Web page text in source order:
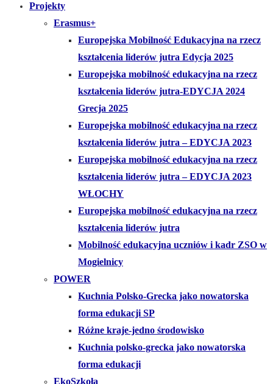
Projekty
Erasmus+
Europejska Mobilność Edukacyjna na rzecz
kształcenia liderów jutra Edycja 2025
Europejska mobilność edukacyjna na rzecz
kształcenia liderów jutra-EDYCJA 2024
Grecja 2025
Europejska mobilność edukacyjna na rzecz
kształcenia liderów jutra – EDYCJA 2023
Europejska mobilność edukacyjna na rzecz
kształcenia liderów jutra – EDYCJA 2023
WŁOCHY
Europejska mobilność edukacyjna na rzecz
kształcenia liderów jutra
Mobilność edukacyjna uczniów i kadr ZSO w
Mogielnicy
POWER
Kuchnia Polsko-Grecka jako nowatorska
forma edukacji SP
Różne kraje-jedno środowisko
Kuchnia polsko-grecka jako nowatorska
forma edukacji
EkoSzkoła